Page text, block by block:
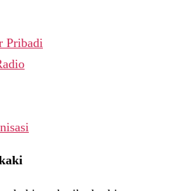
Pribadi